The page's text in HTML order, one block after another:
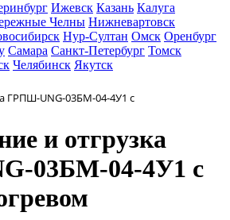
Ижевск Казань Калуга
Челны Нижневартовск
Нур-Султан Омск Оренбург
Самара Санкт-Петербург Томск
Челябинск Якутск
ГРПШ-UNG-03БМ-04-4У1 с
и отгрузка
03БМ-04-4У1 с